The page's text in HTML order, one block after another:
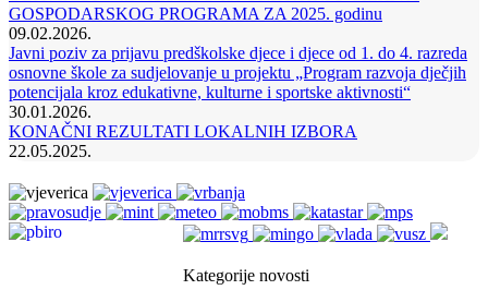
GOSPODARSKOG PROGRAMA ZA 2025. godinu
09.02.2026.
Javni poziv za prijavu predškolske djece i djece od 1. do 4. razreda
osnovne škole za sudjelovanje u projektu „Program razvoja dječjih
potencijala kroz edukativne, kulturne i sportske aktivnosti“
30.01.2026.
KONAČNI REZULTATI LOKALNIH IZBORA
22.05.2025.
Kategorije novosti